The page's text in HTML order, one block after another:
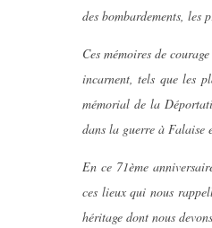
des bombardements, les
Ces mémoires de
incarnent, tels que les
mémorial de la
dans la guerre à Falaise
En ce 71ème
ces lieux qui nous
héritage dont nous